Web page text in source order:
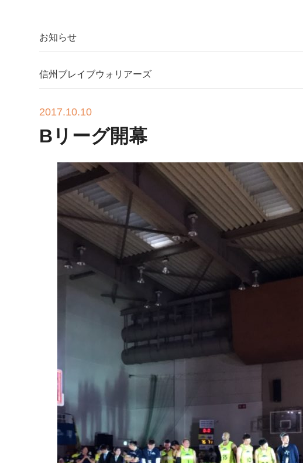
お知らせ
信州ブレイブウォリアーズ
2017.10.10
Bリーグ開幕